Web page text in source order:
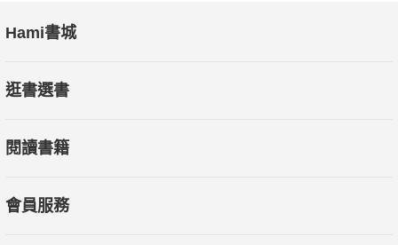
Hami書城
逛書選書
閱讀書籍
會員服務